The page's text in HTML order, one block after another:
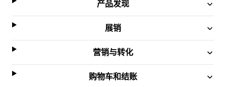
产品发现
展销
营销与转化
购物车和结账